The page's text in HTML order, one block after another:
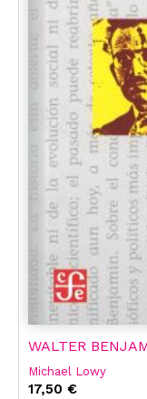
WALTER
Michael Lowy
17,50 €